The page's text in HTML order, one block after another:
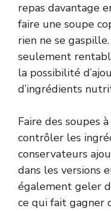
repas davantage
faire une soupe
rien ne se
seulement
la possibilité
d’ingrédients
Faire des soupes
contrôler les
conservateurs
dans les versions
également geler
ce qui fait gagner